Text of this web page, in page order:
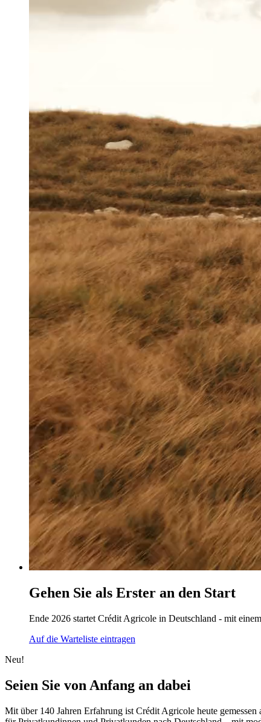
Gehen Sie als Erster an den Start
Ende 2026 startet Crédit Agricole in Deutschland - mit
Auf die Warteliste eintragen
Neu!
Seien Sie von Anfang an dabei
Mit über 140 Jahren Erfahrung ist Crédit Agricole heute